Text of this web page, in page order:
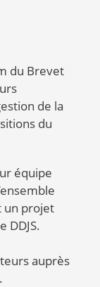
du Brevet
de la
du
équipe
un projet
DDJS.
auprès